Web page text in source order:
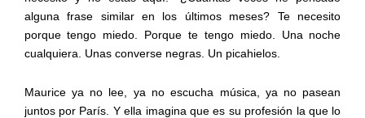
alguna frase similar en los últimos meses? Te necesito
porque tengo miedo. Porque te tengo miedo. Una noche
cualquiera. Unas converse negras. Un picahielos.
Maurice ya no lee, ya no escucha música, ya no pasean
juntos por París. Y ella imagina que es su profesión la que lo